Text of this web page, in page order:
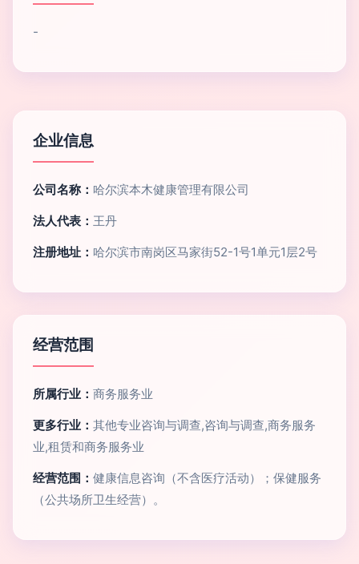
-
企业信息
公司名称： 哈尔滨本木健康管理有限公司
法人代表： 王丹
注册地址： 哈尔滨市南岗区马家街52-1号1单元1层2号
经营范围
所属行业： 商务服务业
更多行业： 其他专业咨询与调查,咨询与调查,商务服务
业,租赁和商务服务业
经营范围： 健康信息咨询（不含医疗活动）；保健服务
（公共场所卫生经营）。